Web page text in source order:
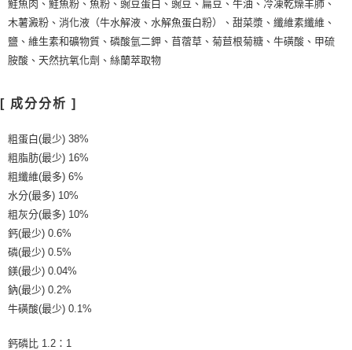
鮭魚肉、鮭魚粉、魚粉、豌豆蛋白、豌豆、扁豆、牛油、冷凍乾燥羊肺、
木薯澱粉、消化液（牛水解液、水解魚蛋白粉）、甜菜漿、纖維素纖維、
鹽、維生素和礦物質、磷酸氫二鉀、苜蓿草、菊苣根菊糖、牛磺酸、甲硫
胺酸、天然抗氧化劑、絲蘭萃取物
[ 成分分析 ]
粗蛋白(最少) 38%
粗脂肪(最少) 16%
粗纖維(最多) 6%
水分(最多) 10%
粗灰分(最多) 10%
鈣(最少) 0.6%
磷(最少) 0.5%
鎂(最少) 0.04%
鈉(最少) 0.2%
牛磺酸(最少) 0.1%
鈣磷比 1.2：1